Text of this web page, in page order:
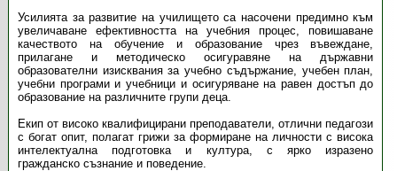
Усилията за развитие на училището са насочени предимно към
увеличаване ефективността на учебния процес, повишаване
качеството на обучение и образование чрез въвеждане,
прилагане и методическо осигуравяне на държавни
образователни изисквания за учебно съдържание, учебен план,
учебни програми и учебници и осигуряване на равен достъп до
образование на различните групи деца.
Екип от високо квалифицирани преподаватели, отлични педагози
с богат опит, полагат грижи за формиране на личности с висока
интелектуална подготовка и култура, с ярко изразено
гражданско съзнание и поведение.